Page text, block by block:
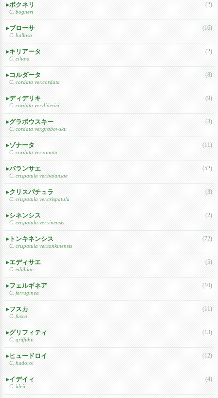
ボクネリ
C. bogneri
(2)
ブローサ
C. bullosa
(16)
キリアータ
C. ciliata
(2)
コルダータ
C. cordata ver.cordata
(8)
ディデリキ
C. cordata ver.diderici
(9)
グラボウスキー
C. cordata ver.grabowskii
(3)
ゾナータ
C. cordata ver.zonata
(11)
バランサエ
C. crispatula ver.balansae
(52)
クリスパチュラ
C. crispatula ver.crispatula
(3)
シネンシス
C. crispatula ver.sinensis
(2)
トンキネンシス
C. crispatula ver.tonkinensis
(72)
エディサエ
C. edithiae
(5)
フェルギネア
C. ferruginea
(10)
フスカ
C. fusca
(11)
グリフィティ
C. griffithii
(13)
ヒュードロイ
C. hudoroi
(12)
イデイィ
C. ideii
(4)